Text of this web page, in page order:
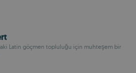
Latin göçmen topluluğu için muhteşem bir